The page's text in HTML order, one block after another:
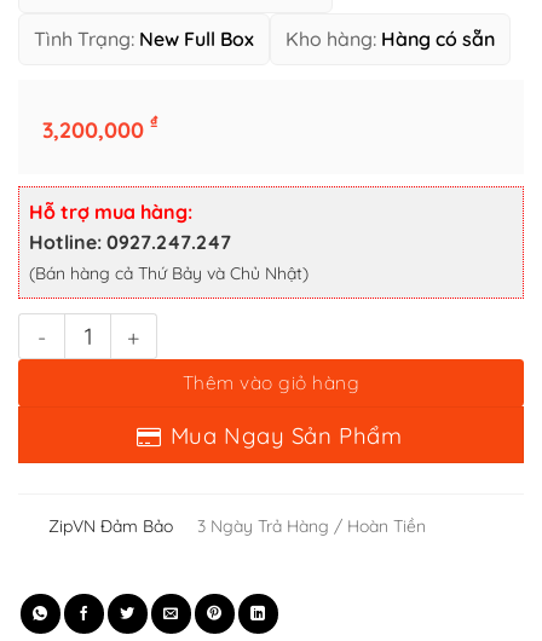
Tình Trạng: New Full Box Kho hàng: Hàng có sẵn
3,200,000 ₫
Hỗ trợ mua hàng:
Hotline: 0927.247.247
(Bán hàng cả Thứ Bảy và Chủ Nhật)
Zippo Time Đồng Hồ Cơ Khí Dạ Quang Lắc Kê Bạc - 12 La Mã số
Mua Ngay Sản Phẩm
ZipVN Đảm Bảo 3 Ngày Trả Hàng / Hoàn Tiền